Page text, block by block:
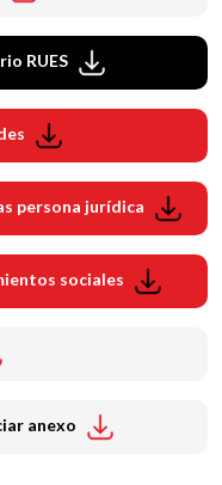
RUES
persona jurídica
sociales
anexo